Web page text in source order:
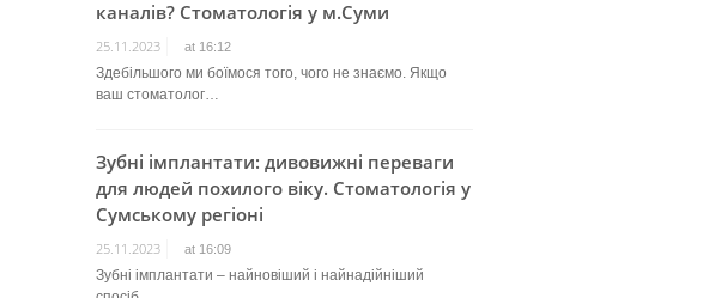
каналів? Стоматологія у м.Суми
25.11.2023 at 16:12
Здебільшого ми боїмося того, чого не знаємо. Якщо
ваш стоматолог…
Зубні імплантати: дивовижні переваги
для людей похилого віку. Стоматологія у
Сумському регіоні
25.11.2023 at 16:09
Зубні імплантати – найновіший і найнадійніший